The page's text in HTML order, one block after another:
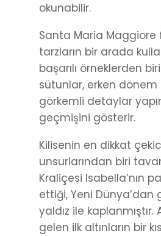
okunabilir.
Santa Maria Maggiore
tarzların bir arada
başarılı örneklerden
sütunlar, erken dönem
görkemli detaylar
geçmişini gösterir.
Kilisenin en dikkat
unsurlarından biri
Kraliçesi Isabella’nın
ettiği, Yeni Dünya’dan
yaldız ile kaplanmıştır.
gelen ilk altınların bir